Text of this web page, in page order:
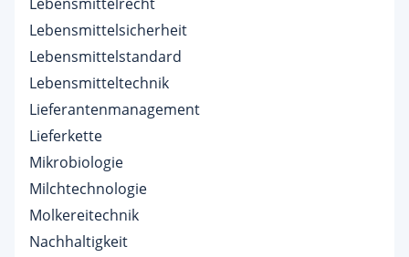
Lebensmittelsicherheit
Lebensmittelstandard
Lebensmitteltechnik
Lieferantenmanagement
Lieferkette
Mikrobiologie
Milchtechnologie
Molkereitechnik
Nachhaltigkeit